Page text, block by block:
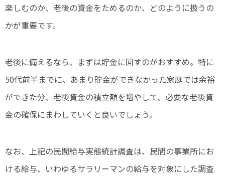
楽しむのか、老後の資金をためるのか、どのように扱うの
かが重要です。
老後に備えるなら、まずは貯金に回すのがおすすめ。特に
50代前半までに、あまり貯金ができなかった家庭では余裕
ができた分、老後資金の積立額を増やして、必要な老後資
金の確保にまわしていくと良いでしょう。
なお、上記の民間給与実態統計調査は、民間の事業所にお
ける給与、いわゆるサラリーマンの給与を対象にした調査